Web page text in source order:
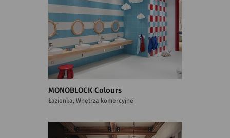
MONOBLOCK Colours
Łazienka, Wnętrza komercyjne